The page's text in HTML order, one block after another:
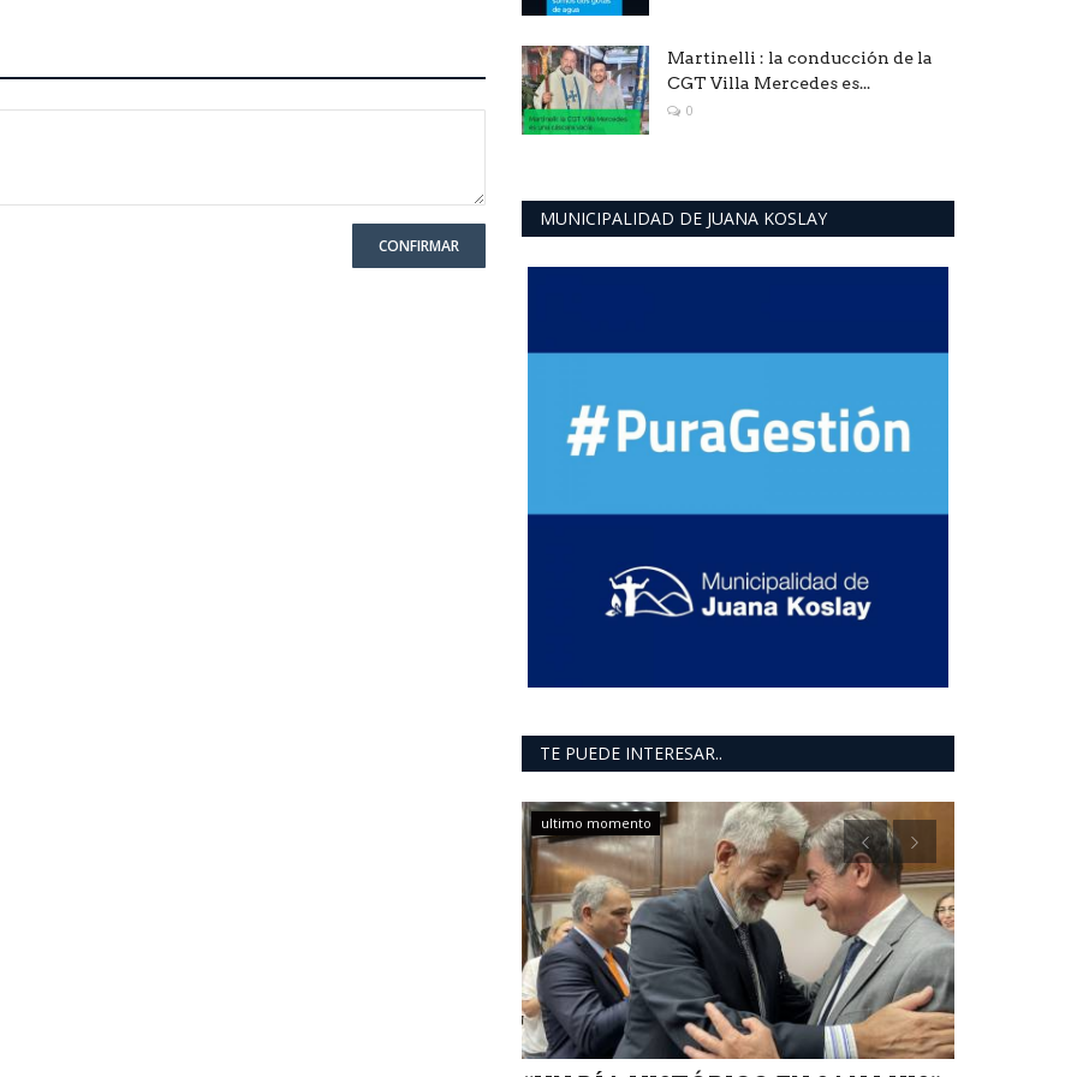
CONFIRMAR
Martinelli : la conducción de la
CGT Villa Mercedes es...
0
MUNICIPALIDAD DE JUANA KOSLAY
TE PUEDE INTERESAR..
ultimo momento